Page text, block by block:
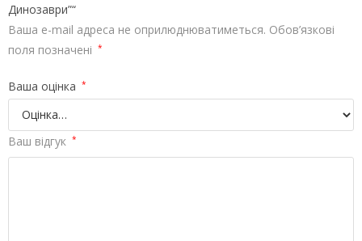
Динозаври”“
Ваша e-mail адреса не оприлюднюватиметься. Обов’язкові
поля позначені *
Ваша оцінка *
Ваш відгук *